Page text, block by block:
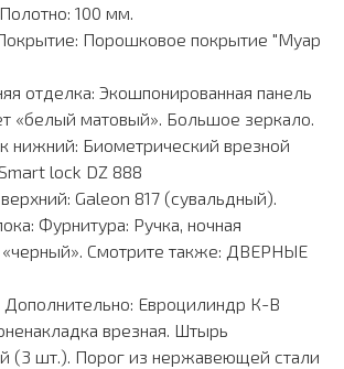
100 мм.
Порошковое покрытие "Муар
отделка: Экошпонированная панель
«белый матовый». Большое зеркало.
нижний: Биометрический врезной
lock DZ 888
Galeon 817 (сувальдный).
Фурнитура: Ручка, ночная
«черный». Смотрите также: ДВЕРНЫЕ
Дополнительно: Евроцилиндр К-В
врезная. Штырь
(3 шт.). Порог из нержавеющей стали